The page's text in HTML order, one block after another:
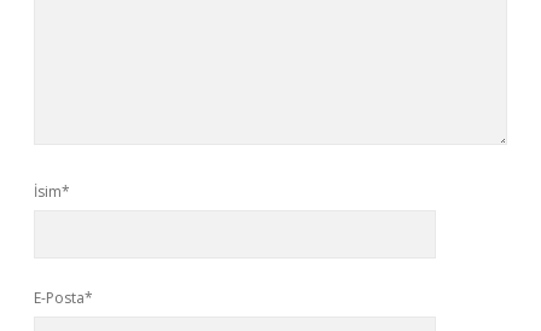
İsim*
E-Posta*